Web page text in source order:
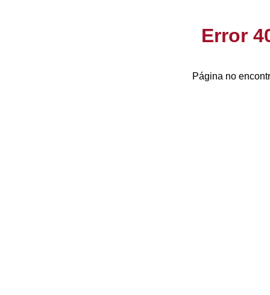
Error
Página no